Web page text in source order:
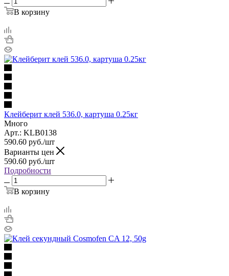
В корзину
Клейберит клей 536.0, картуша 0.25кг
Много
Арт.: KLB0138
590.60 руб./шт
Варианты цен
590.60 руб./шт
Подробности
В корзину